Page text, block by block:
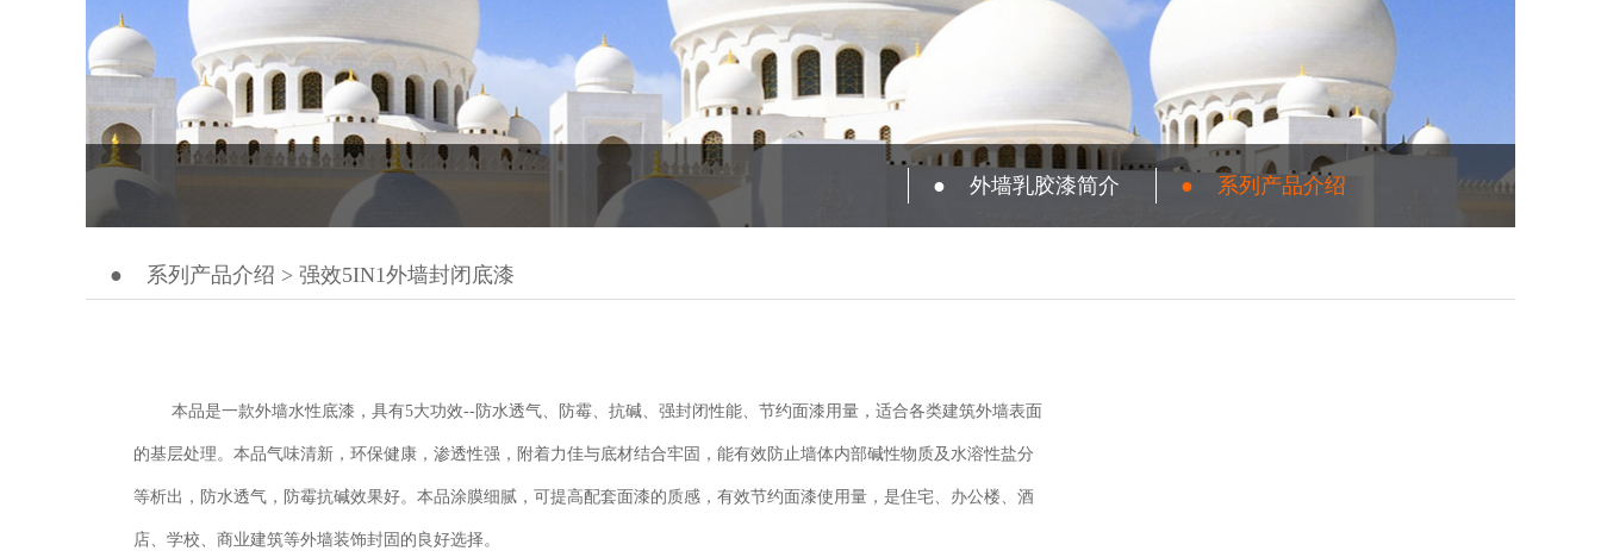
● 外墙乳胶漆简介 ● 系列产品介绍
● 系列产品介绍 > 强效5IN1外墙封闭底漆
本品是一款外墙水性底漆，具有5大功效--防水透气、防霉、抗碱、强封闭性能、节约面漆用量，适合各类建筑外墙表面
的基层处理。本品气味清新，环保健康，渗透性强，附着力佳与底材结合牢固，能有效防止墙体内部碱性物质及水溶性盐分
等析出，防水透气，防霉抗碱效果好。本品涂膜细腻，可提高配套面漆的质感，有效节约面漆使用量，是住宅、办公楼、酒
店、学校、商业建筑等外墙装饰封固的良好选择。